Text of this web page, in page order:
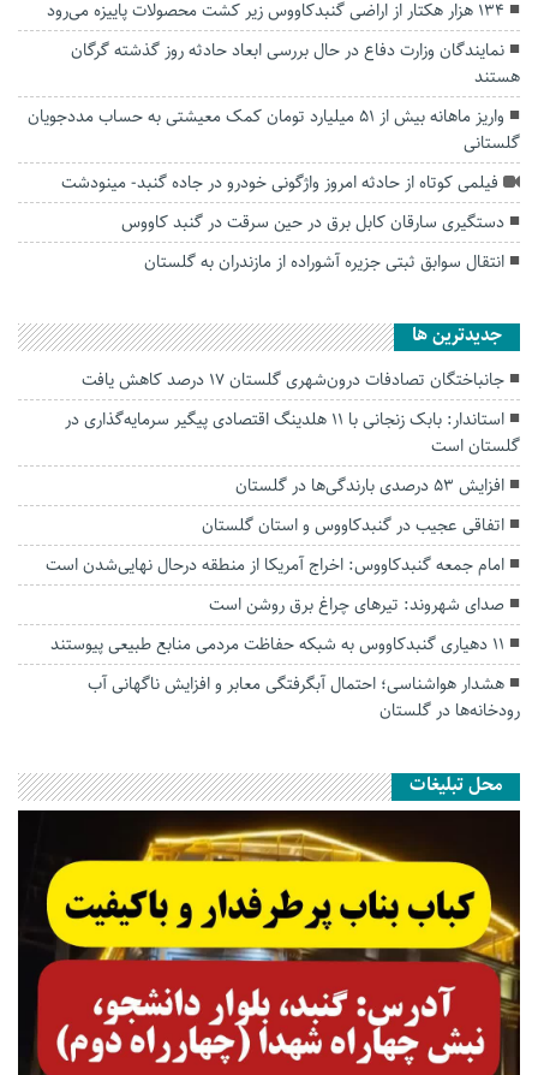
۱۳۴ هزار هکتار از اراضی گنبدکاووس زیر کشت محصولات پاییزه می‌رود
نمایندگان وزارت دفاع در حال بررسی ابعاد حادثه روز گذشته گرگان
هستند
واریز ماهانه بیش از ۵۱ میلیارد تومان کمک معیشتی به حساب مددجویان
گلستانی
فیلمی کوتاه از حادثه امروز واژگونی خودرو در جاده گنبد- مینودشت
دستگیری سارقان کابل برق در حین سرقت در گنبد کاووس
انتقال سوابق ثبتی جزیره آشوراده از مازندران به گلستان
جديدترين ها
جانباختگان تصادفات درون‌شهری گلستان ۱۷ درصد کاهش یافت
استاندار: بابک زنجانی با ۱۱ هلدینگ اقتصادی پیگیر سرمایه‌گذاری در
گلستان است
افزایش ۵۳ درصدی بارندگی‌ها در گلستان
اتفاقی عجیب در‌ گنبدکاووس و استان گلستان
امام جمعه گنبدکاووس: اخراج آمریکا از منطقه درحال نهایی‌شدن است
صدای شهروند: تیرهای چراغ برق روشن است
۱۱ دهیاری گنبدکاووس به شبکه حفاظت مردمی منابع طبیعی پیوستند
هشدار هواشناسی؛ احتمال آبگرفتگی معابر و افزایش ناگهانی آب
رودخانه‌ها در گلستان
محل تبلیغات